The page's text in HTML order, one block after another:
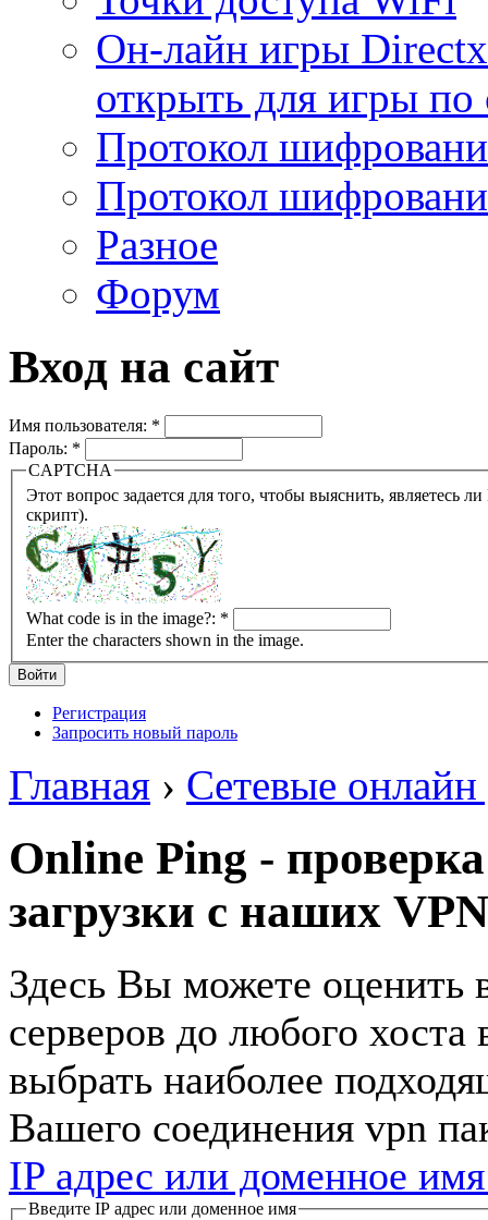
Он-лайн игры
открыть для игры по
Протокол
Протокол
Разное
Форум
Вход на сайт
Имя пользователя: *
Пароль: *
CAPTCHA
Этот вопрос задается для того, чтобы выяснить, являетесь ли Вы человеком или представляете из себя робота
скрипт).
What code is in the image?: *
Enter the characters shown in the image.
Регистрация
Запросить новый пароль
Главная › Сетевые
Online Ping -
загрузки с наших
Здесь Вы можете оценить
серверов до любого
выбрать наиболее
Вашего соединения vpn
IP адрес или доменное
Введите IP адрес или доменное имя